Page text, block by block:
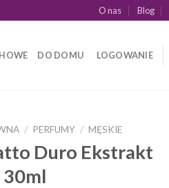
O nas Blog
DO DOMU LOGOWANIE
/ PERFUMY / MĘSKIE
Duro Ekstrakt